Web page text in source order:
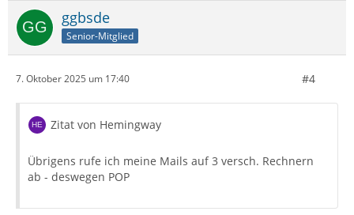
ggbsde
Senior-Mitglied
7. Oktober 2025 um 17:40 #4
Zitat von Hemingway
Übrigens rufe ich meine Mails auf 3 versch. Rechnern
ab - deswegen POP